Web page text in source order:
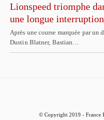
Lionspeed triomphe
une longue interruption
Après une course marquée par un
Dustin Blatner, Bastian…
© Copyright 2019 - France